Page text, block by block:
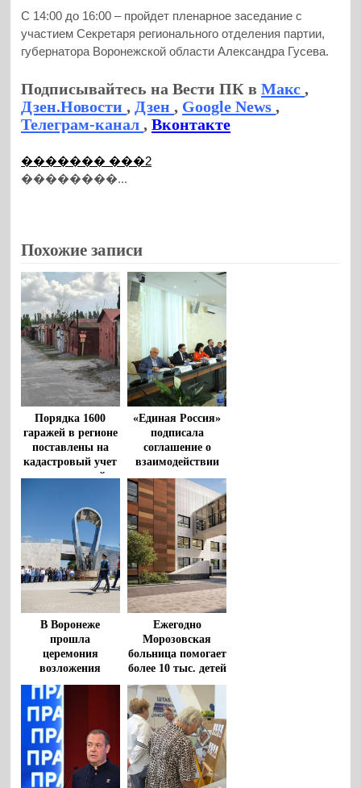
С 14:00 до 16:00 – пройдет пленарное заседание с
участием Секретаря регионального отделения партии,
губернатора Воронежской области Александра Гусева.
Подписывайтесь на Вести ПК вМакс,
Дзен.Новости, Дзен, Google News,
Телеграм-канал,Вконтакте
������� ���2
��������...
Похожие записи
Порядка 1600
гаражей в регионе
поставлены на
кадастровый учет
по «гаражной
время реализации
закона
«Единая Россия»
подписала
соглашение о
взаимодействии
между
Общественной
палатой РФ и
политическими
партиями
В Воронеже
прошла
церемония
возложения
цветов к
монументу
«Воронеж – родина
ВДВ»
Ежегодно
Морозовская
больница помогает
более 10 тыс. детей
из регионов